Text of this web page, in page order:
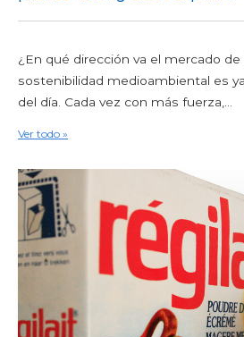
¿En qué dirección va el mercado
sostenibilidad medioambiental es
del día. Cada vez con más fuerza,...
Ver todo »